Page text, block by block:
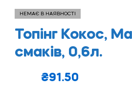
НЕМАЄ В НАЯВНОСТІ
Топінг Кокос,
смаків, 0,6л.
₴91.50